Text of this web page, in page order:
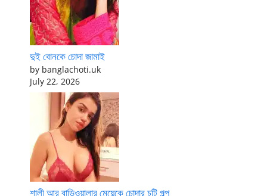
দুই বোনকে চোদা জামাই
by banglachoti.uk
July 22, 2026
শালী আর বাড়িওয়ালার মেয়েকে চোদার চটি গল্প